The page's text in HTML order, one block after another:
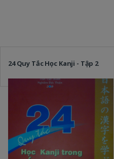
24 Quy Tắc Học Kanji - Tập 2